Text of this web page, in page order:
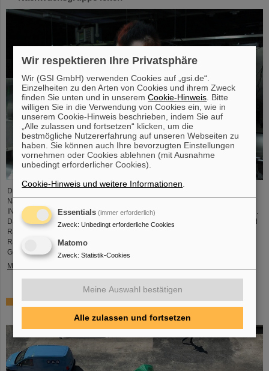
Dr. Jonas Ohland, Laserphysiker bei GSI/FAIR, wird ab dem 1. Juni die
Nachwuchsgruppe ALADIN (Adaptiv Laser Architecture Development and
INtegration, dt. Entwicklung und Integration adaptiver Laserarchitektur) leiten.
Dazu erhält er durch das Bundesministerium für Forschung, Technologie und
Raumfahrt eine Fördersumme von 2,8 Millionen Euro über fünf Jahre im
Rahmen des Programms „Fusionstalente“. Das ALADIN-Projekt legt einen
Grundstein zur Verwirklichung stabiler, effizienter Laser für die ...
Mehr »
Erste Super-FRS-Komponente auf FAIR-Baufeld
Wir respektieren Ihre Privatsphäre
Wir (GSI GmbH) verwenden Cookies auf „gsi.de“.
Einzelheiten zu den Arten von Cookies und ihrem Zweck
finden Sie unten und in unseremCookie-Hinweis . Bitte
willigen Sie in die Verwendung von Cookies ein, wie in
unserem Cookie-Hinweis beschrieben, indem Sie auf
„Alle zulassen und fortsetzen“ klicken, um die
bestmögliche Nutzererfahrung auf unseren Webseiten zu
haben. Sie können auch Ihre bevorzugten Einstellungen
vornehmen oder Cookies ablehnen (mit Ausnahme
unbedingt erforderlicher Cookies).
Cookie-Hinweis und weitere Informationen
Essentials (immer erforderlich)
Zweck: Unbedingt erforderliche Cookies
Matomo
Zweck: Statistik-Cookies
Meine Auswahl bestätigen
Alle zulassen und fortsetzen